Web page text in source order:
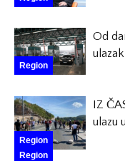
Region
Od
Region
IZ
ulazu
Region